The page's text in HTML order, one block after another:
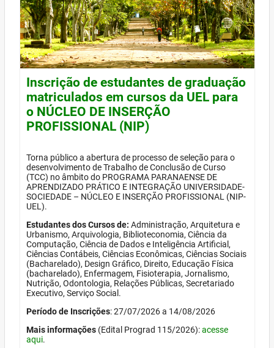
Inscrição de estudantes de graduação
matriculados em cursos da UEL para
o NÚCLEO DE INSERÇÃO
PROFISSIONAL (NIP)
Torna público a abertura de processo de seleção para o
desenvolvimento de Trabalho de Conclusão de Curso
(TCC) no âmbito do PROGRAMA PARANAENSE DE
APRENDIZADO PRÁTICO E INTEGRAÇÃO UNIVERSIDADE-
SOCIEDADE – NÚCLEO E INSERÇÃO PROFISSIONAL (NIP-
UEL).
Estudantes dos Cursos de: Administração, Arquitetura e
Urbanismo, Arquivologia, Biblioteconomia, Ciência da
Computação, Ciência de Dados e Inteligência Artificial,
Ciências Contábeis, Ciências Econômicas, Ciências Sociais
(Bacharelado), Design Gráfico, Direito, Educação Física
(bacharelado), Enfermagem, Fisioterapia, Jornalismo,
Nutrição, Odontologia, Relações Públicas, Secretariado
Executivo, Serviço Social.
Período de Inscrições: 27/07/2026 a 14/08/2026
Mais informações (Edital Prograd 115/2026):acesse
aqui.